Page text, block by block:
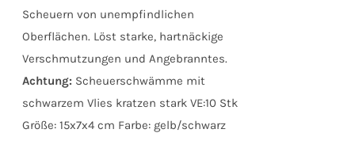
Scheuern von unempfindlichen
Oberflächen. Löst starke, hartnäckige
Verschmutzungen und Angebranntes.
Achtung: Scheuerschwämme mit
schwarzem Vlies kratzen stark VE:10 Stk
Größe: 15x7x4 cm Farbe: gelb/schwarz